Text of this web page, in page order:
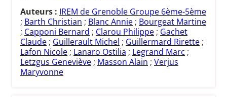
Auteurs : IREM de Grenoble Groupe 6ème-5ème
; Barth Christian ; Blanc Annie ; Bourgeat Martine
; Capponi Bernard ; Clarou Philippe ; Gachet
Claude ; Guillerault Michel ; Guillermard Rirette ;
Lafon Nicole ; Lanaro Ostilia ; Legrand Marc ;
Letzgus Geneviève ; Masson Alain ; Verjus
Maryvonne